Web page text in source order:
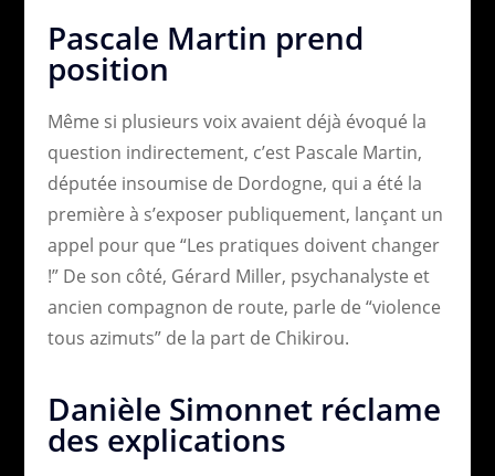
Pascale Martin prend
position
Même si plusieurs voix avaient déjà évoqué la
question indirectement, c’est Pascale Martin,
députée insoumise de Dordogne, qui a été la
première à s’exposer publiquement, lançant un
appel pour que “Les pratiques doivent changer
!” De son côté, Gérard Miller, psychanalyste et
ancien compagnon de route, parle de “violence
tous azimuts” de la part de Chikirou.
Danièle Simonnet réclame
des explications